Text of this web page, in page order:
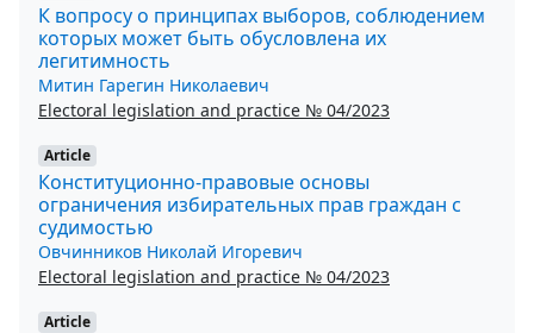
К вопросу о принципах выборов, соблюдением
которых может быть обусловлена их
легитимность
Митин Гарегин Николаевич
Electoral legislation and practice № 04/2023
Article
Конституционно-правовые основы
ограничения избирательных прав граждан с
судимостью
Овчинников Николай Игоревич
Electoral legislation and practice № 04/2023
Article